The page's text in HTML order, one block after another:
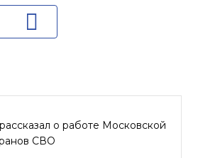
о работе Московской
СВО